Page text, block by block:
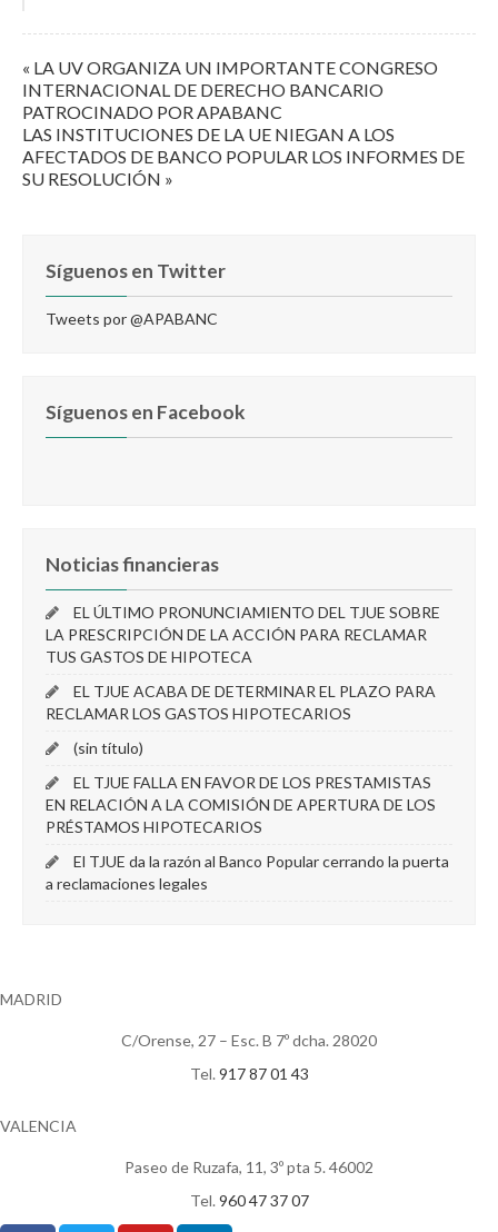
« LA UV ORGANIZA UN IMPORTANTE CONGRESO
INTERNACIONAL DE DERECHO BANCARIO
PATROCINADO POR APABANC
LAS INSTITUCIONES DE LA UE NIEGAN A LOS
AFECTADOS DE BANCO POPULAR LOS INFORMES DE
SU RESOLUCIÓN »
Síguenos en Twitter
Tweets por @APABANC
Síguenos en Facebook
Noticias financieras
EL ÚLTIMO PRONUNCIAMIENTO DEL TJUE SOBRE
LA PRESCRIPCIÓN DE LA ACCIÓN PARA RECLAMAR
TUS GASTOS DE HIPOTECA
EL TJUE ACABA DE DETERMINAR EL PLAZO PARA
RECLAMAR LOS GASTOS HIPOTECARIOS
(sin título)
EL TJUE FALLA EN FAVOR DE LOS PRESTAMISTAS
EN RELACIÓN A LA COMISIÓN DE APERTURA DE LOS
PRÉSTAMOS HIPOTECARIOS
El TJUE da la razón al Banco Popular cerrando la puerta
a reclamaciones legales
MADRID
C/Orense, 27 – Esc. B 7º dcha. 28020
Tel. 917 87 01 43
VALENCIA
Paseo de Ruzafa, 11, 3º pta 5. 46002
Tel. 960 47 37 07